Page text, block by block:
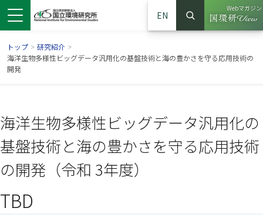
ウで開きます）
ンドウで開きます）
ウインドウで開きます）
EN
サイト内検索
検索
Webマガジン
（別ウイ
トップ > 研究紹介 >
海洋生物多様性ビッグデータ汎用化の基盤技術と海の豊かさを守る応用技術の
開発
海洋生物多様性ビッグデータ汎用化の
基盤技術と海の豊かさを守る応用技術
の開発（令和 3年度）
TBD